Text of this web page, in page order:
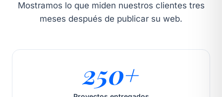
Mostramos lo que miden nuestros clientes tres
meses después de publicar su web.
250+